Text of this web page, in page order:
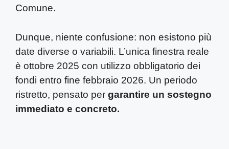
Comune.
Dunque, niente confusione: non esistono più
date diverse o variabili. L’unica finestra reale
è ottobre 2025 con utilizzo obbligatorio dei
fondi entro fine febbraio 2026. Un periodo
ristretto, pensato per garantire un sostegno
immediato e concreto.